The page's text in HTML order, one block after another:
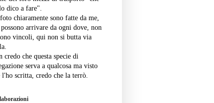
dico a fare".
chiaramente sono fatte da me,
arrivare da ogni dove, non
vincoli, qui non si butta via
credo che questa specie di
serva a qualcosa ma visto
l'ho scritta, credo che la terrò.